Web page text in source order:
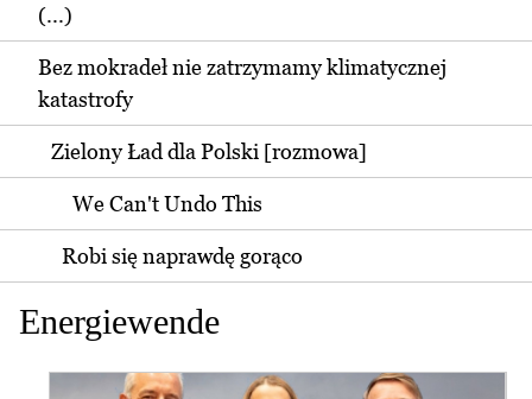
(...)
Bez mokradeł nie zatrzymamy klimatycznej
katastrofy
Zielony Ład dla Polski [rozmowa]
We Can't Undo This
Robi się naprawdę gorąco
Energiewende